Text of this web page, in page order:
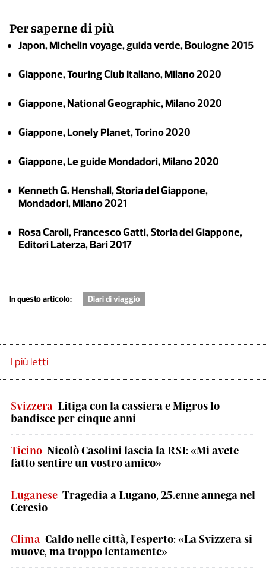
Per saperne di più
Japon, Michelin voyage, guida verde, Boulogne 2015
Giappone, Touring Club Italiano, Milano 2020
Giappone, National Geographic, Milano 2020
Giappone, Lonely Planet, Torino 2020
Giappone, Le guide Mondadori, Milano 2020
Kenneth G. Henshall, Storia del Giappone,
Mondadori, Milano 2021
Rosa Caroli, Francesco Gatti, Storia del Giappone,
Editori Laterza, Bari 2017
In questo articolo: Diari di viaggio
I più letti
Svizzera Litiga con la cassiera e Migros lo
bandisce per cinque anni
Ticino Nicolò Casolini lascia la RSI: «Mi avete
fatto sentire un vostro amico»
Luganese Tragedia a Lugano, 25.enne annega nel
Ceresio
Clima Caldo nelle città, l'esperto: «La Svizzera si
muove, ma troppo lentamente»